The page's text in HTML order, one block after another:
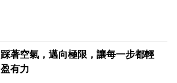
踩著空氣，邁向極限，讓每一步都輕
盈有力